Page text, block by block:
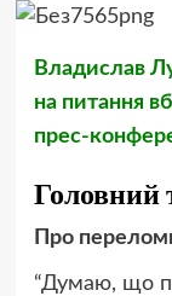
Владислав
на питання
прес-
Головний
Про
“Думаю, що